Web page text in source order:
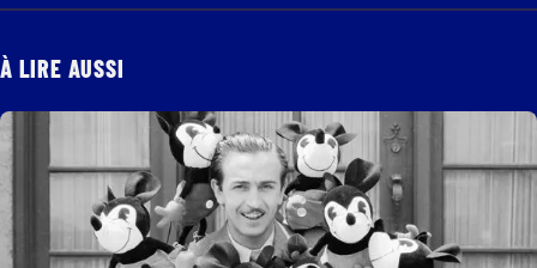
À LIRE AUSSI